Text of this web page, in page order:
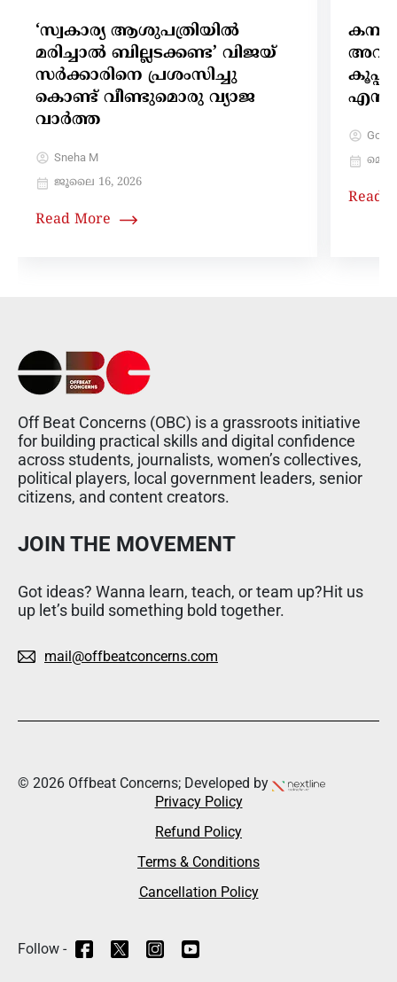
‘സ്വകാര്യ ആശുപത്രിയിൽ
മരിച്ചാൽ ബില്ലടക്കണ്ട’ വിജയ്
സർക്കാരിനെ പ്രശംസിച്ചു
കൊണ്ട് വീണ്ടുമൊരു വ്യാജ
വാർത്ത
Sneha M
ജൂലൈ 16, 2026
Read More
കൂപ്പ്
മെയ്‌
Read
Off Beat Concerns (OBC) is a grassroots initiative
for building practical skills and digital confidence
across students, journalists, women’s collectives,
political players, local government leaders, senior
citizens, and content creators.
JOIN THE MOVEMENT
Got ideas? Wanna learn, teach, or team up?Hit us
up let’s build something bold together.
mail@offbeatconcerns.com
© 2026 Offbeat Concerns; Developed by
Privacy Policy
Refund Policy
Terms & Conditions
Cancellation Policy
Follow -